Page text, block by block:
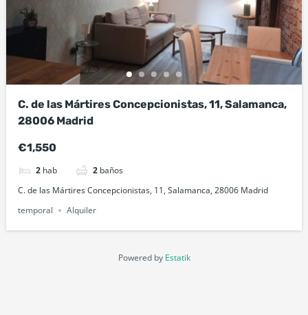
C. de las Mártires Concepcionistas, 11, Salamanca,
28006 Madrid
€1,550
2 hab 2 baños
C. de las Mártires Concepcionistas, 11, Salamanca, 28006 Madrid
temporal
Alquiler
Powered by Estatik